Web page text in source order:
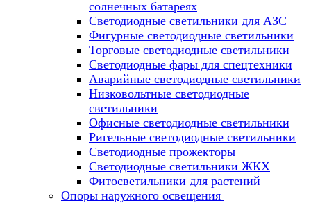
солнечных батареях
Светодиодные светильники для АЗС
Фигурные светодиодные светильники
Торговые светодиодные светильники
Cветодиодные фары для спецтехники
Аварийные светодиодные светильники
Низковольтные светодиодные
светильники
Офисные светодиодные светильники
Ригельные светодиодные светильники
Светодиодные прожекторы
Светодиодные светильники ЖКХ
Фитосветильники для растений
Опоры наружного освещения